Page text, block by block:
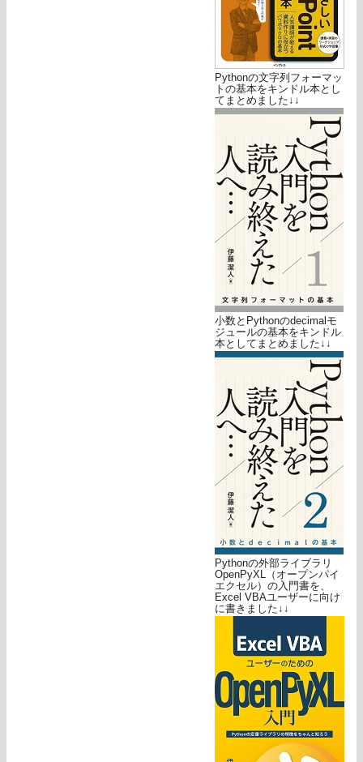
Pythonの文字列フォーマッ
トの基本をキンドル本とし
てまとめました↓↓
小数とPythonのdecimalモ
ジュールの基本をキンドル
本としてまとめました↓↓
Pythonの外部ライブラリ
OpenPyXL（オープンパイ
エクセル）の入門書を、
Excel VBAユーザーに向け
に書きました↓↓